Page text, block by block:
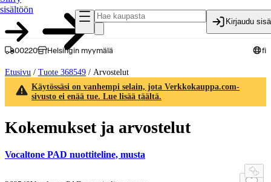
sisältöön
Kirjaudu
00220 Helsingin myymälä fi
Etusivu / Tuote 368549 / Arvostelut
Käytössäsi on vanhempi selain, jota Verkkokauppa.com-
sivusto ei enää tue. Lue lisää täältä.
Kokemukset ja arvostelut
Vocaltone PAD nuottiteline, musta